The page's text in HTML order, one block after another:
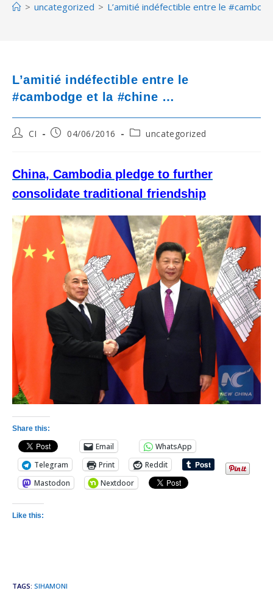
> uncategorized > L’amitié indéfectible entre le
L’amitié indéfectible entre le
#cambodge et la #chine …
PostCI
Post04/06/2016
Postuncategorized
China, Cambodia pledge to further
consolidate traditional friendship
Share this:
Email
WhatsApp
Telegram
Print
Reddit
Mastodon
Nextdoor
Like this:
TAGS: SIHAMONI